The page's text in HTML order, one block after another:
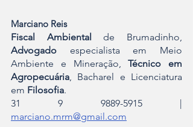
Marciano Reis
Fiscal Ambiental
Advogado especialista em Meio
Ambiente e Mineração, Técnico em
Agropecuária , Bacharel e Licenciatura
em Filosofia.
marciano.mrm@gmail.com